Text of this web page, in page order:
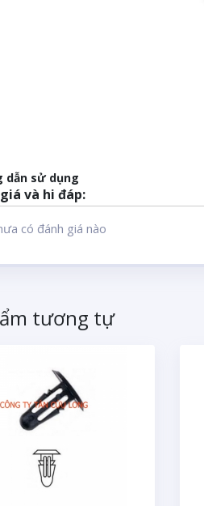
dẫn sử dụng
và hi đáp:
có đánh giá nào
tương tự